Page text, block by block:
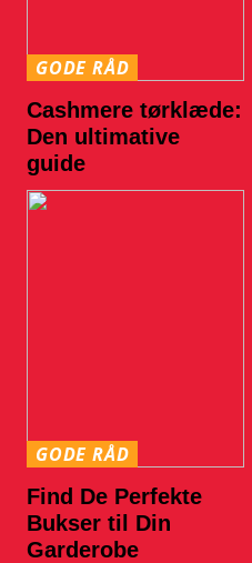
GODE RÅD
Cashmere tørklæde:
Den ultimative
guide
GODE RÅD
Find De Perfekte
Bukser til Din
Garderobe